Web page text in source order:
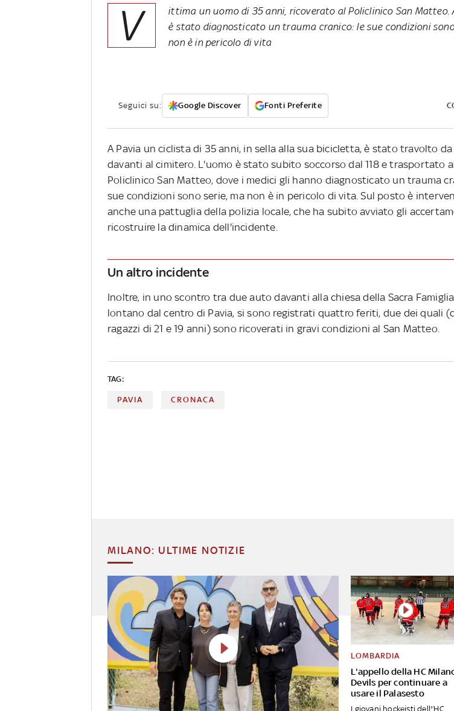
V
ittima un uomo di 35 anni, ricoverato al Policlinico San Matteo.
è stato diagnosticato un trauma cranico: le sue condizioni
non è in pericolo di vita
Seguici su: Google Discover Fonti Preferite
A Pavia un ciclista di 35 anni, in sella alla sua bicicletta, è stato travolto
davanti al cimitero. L'uomo è stato subito soccorso dal 118 e trasportato
Policlinico San Matteo, dove i medici gli hanno diagnosticato un trauma
sue condizioni sono serie, ma non è in pericolo di vita. Sul posto è
anche una pattuglia della polizia locale, che ha subito avviato gli
ricostruire la dinamica dell'incidente.
Un altro incidente
Inoltre, in uno scontro tra due auto davanti alla chiesa della Sacra
lontano dal centro di Pavia, si sono registrati quattro feriti, due dei quali
ragazzi di 21 e 19 anni) sono ricoverati in gravi condizioni al San Matteo.
TAG:
PAVIA CRONACA
MILANO: ULTIME NOTIZIE
L'appello della HC
Devils per continuare a
usare il Palasesto
LOMBARDIA
I giovani hockeisti dell'’HC